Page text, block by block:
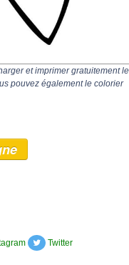
et imprimer gratuitement le
pouvez également le colorier
Twitter